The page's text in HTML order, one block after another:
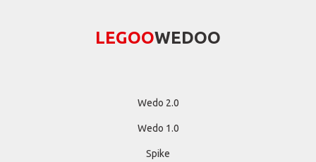
LEGООWEDОО
Wedo 2.0
Wedo 1.0
Spike